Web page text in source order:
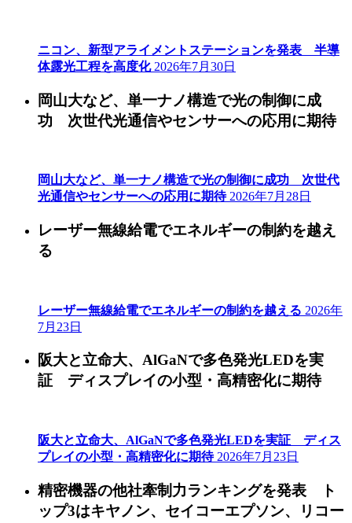
ニコン、新型アライメントステーションを発表 半導
体露光工程を高度化 2026年7月30日
岡山大など、単一ナノ構造で光の制御に成
功 次世代光通信やセンサーへの応用に期待
岡山大など、単一ナノ構造で光の制御に成功 次世代
光通信やセンサーへの応用に期待 2026年7月28日
レーザー無線給電でエネルギーの制約を越え
る
レーザー無線給電でエネルギーの制約を越える 2026年
7月23日
阪大と立命大、AlGaNで多色発光LEDを実
証 ディスプレイの小型・高精密化に期待
阪大と立命大、AlGaNで多色発光LEDを実証 ディス
プレイの小型・高精密化に期待 2026年7月23日
精密機器の他社牽制力ランキングを発表 ト
ップ3はキヤノン、セイコーエプソン、リコー